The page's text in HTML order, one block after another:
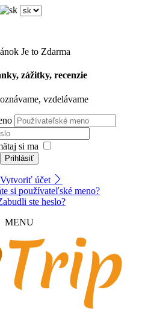
Je to Zdarma
zážitky, recenzie
vzdelávame
si ma
Prihlásiť
Vytvoriť účet
si používateľské meno?
ste heslo?
MENU